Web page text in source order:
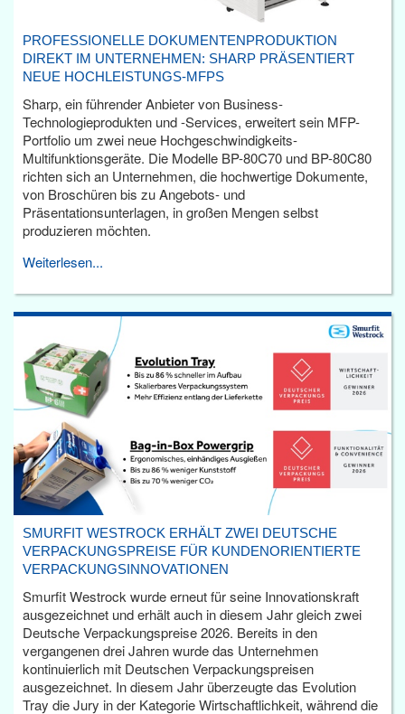
PROFESSIONELLE DOKUMENTENPRODUKTION
DIREKT IM UNTERNEHMEN: SHARP PRÄSENTIERT
NEUE HOCHLEISTUNGS-MFPS
Sharp, ein führender Anbieter von Business-
Technologieprodukten und -Services, erweitert sein MFP-
Portfolio um zwei neue Hochgeschwindigkeits-
Multifunktionsgeräte. Die Modelle BP-80C70 und BP-80C80
richten sich an Unternehmen, die hochwertige Dokumente,
von Broschüren bis zu Angebots- und
Präsentationsunterlagen, in großen Mengen selbst
produzieren möchten.
Weiterlesen...
SMURFIT WESTROCK ERHÄLT ZWEI DEUTSCHE
VERPACKUNGSPREISE FÜR KUNDENORIENTIERTE
VERPACKUNGSINNOVATIONEN
Smurfit Westrock wurde erneut für seine Innovationskraft
ausgezeichnet und erhält auch in diesem Jahr gleich zwei
Deutsche Verpackungspreise 2026. Bereits in den
vergangenen drei Jahren wurde das Unternehmen
kontinuierlich mit Deutschen Verpackungspreisen
ausgezeichnet. In diesem Jahr überzeugte das Evolution
Tray die Jury in der Kategorie Wirtschaftlichkeit, während die